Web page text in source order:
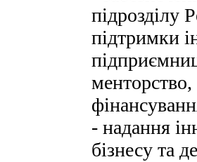
підрозділу
підтримки
- надання
бізнесу та